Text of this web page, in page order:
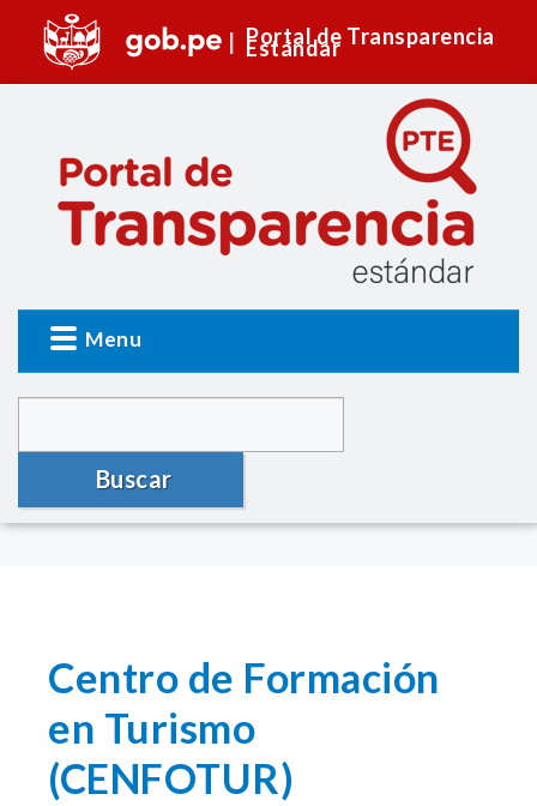
Portal de Transparencia
Estándar
Menu
Buscar
Centro de Formación
en Turismo
(CENFOTUR)